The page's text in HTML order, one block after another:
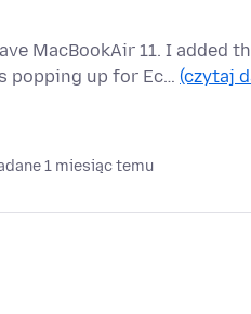
MacBookAir 11. I added
popping up for Ec… (czytaj
1 miesiąc temu